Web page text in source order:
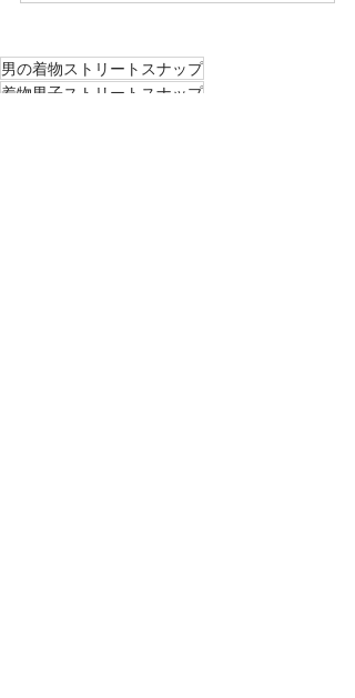
男の着物ストリートスナップ
着物男子ストリートスナップ